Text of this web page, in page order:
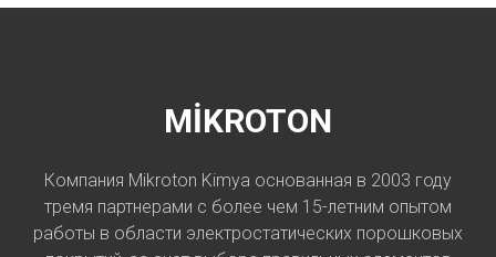
MİKROTON
Компания Mikroton Kimya основанная в 2003 году
тремя партнерами с более чем 15-летним опытом
работы в области электростатических порошковых